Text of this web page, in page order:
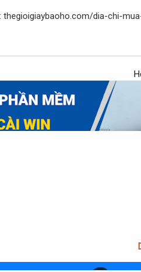
thegioigiaybaoho.com/dia-chi-